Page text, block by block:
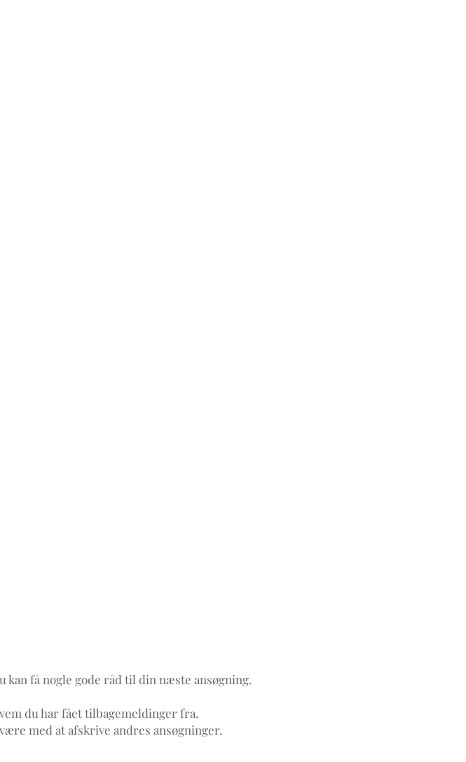
få nogle gode råd til din næste ansøgning.
du har fået tilbagemeldinger fra.
med at afskrive andres ansøgninger.